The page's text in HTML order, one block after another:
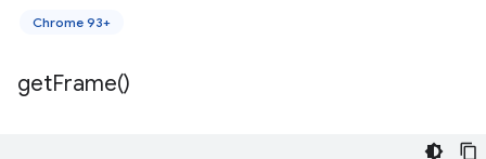
Chrome 93+
getFrame()